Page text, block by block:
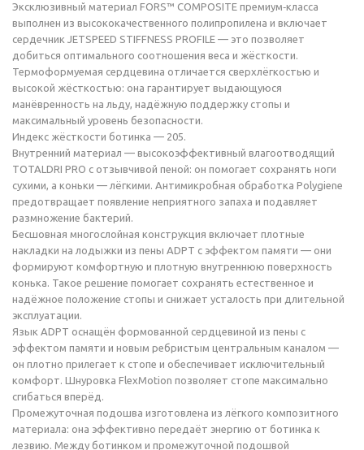
Эксклюзивный материал FORS™ COMPOSITE премиум‑класса
выполнен из высококачественного полипропилена и включает
сердечник JETSPEED STIFFNESS PROFILE — это позволяет
добиться оптимального соотношения веса и жёсткости.
Термоформуемая сердцевина отличается сверхлёгкостью и
высокой жёсткостью: она гарантирует выдающуюся
манёвренность на льду, надёжную поддержку стопы и
максимальный уровень безопасности.
Индекс жёсткости ботинка — 205.
Внутренний материал — высокоэффективный влагоотводящий
TOTALDRI PRO с отзывчивой пеной: он помогает сохранять ноги
сухими, а коньки — лёгкими. Антимикробная обработка Polygiene
предотвращает появление неприятного запаха и подавляет
размножение бактерий.
Бесшовная многослойная конструкция включает плотные
накладки на лодыжки из пены ADPT с эффектом памяти — они
формируют комфортную и плотную внутреннюю поверхность
конька. Такое решение помогает сохранять естественное и
надёжное положение стопы и снижает усталость при длительной
эксплуатации.
Язык ADPT оснащён формованной сердцевиной из пены с
эффектом памяти и новым ребристым центральным каналом —
он плотно прилегает к стопе и обеспечивает исключительный
комфорт. Шнуровка FlexMotion позволяет стопе максимально
сгибаться вперёд.
Промежуточная подошва изготовлена из лёгкого композитного
материала: она эффективно передаёт энергию от ботинка к
лезвию. Между ботинком и промежуточной подошвой